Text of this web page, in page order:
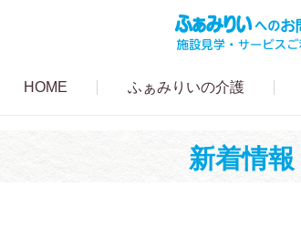
HOME ふぁみりいの介護
新着情報